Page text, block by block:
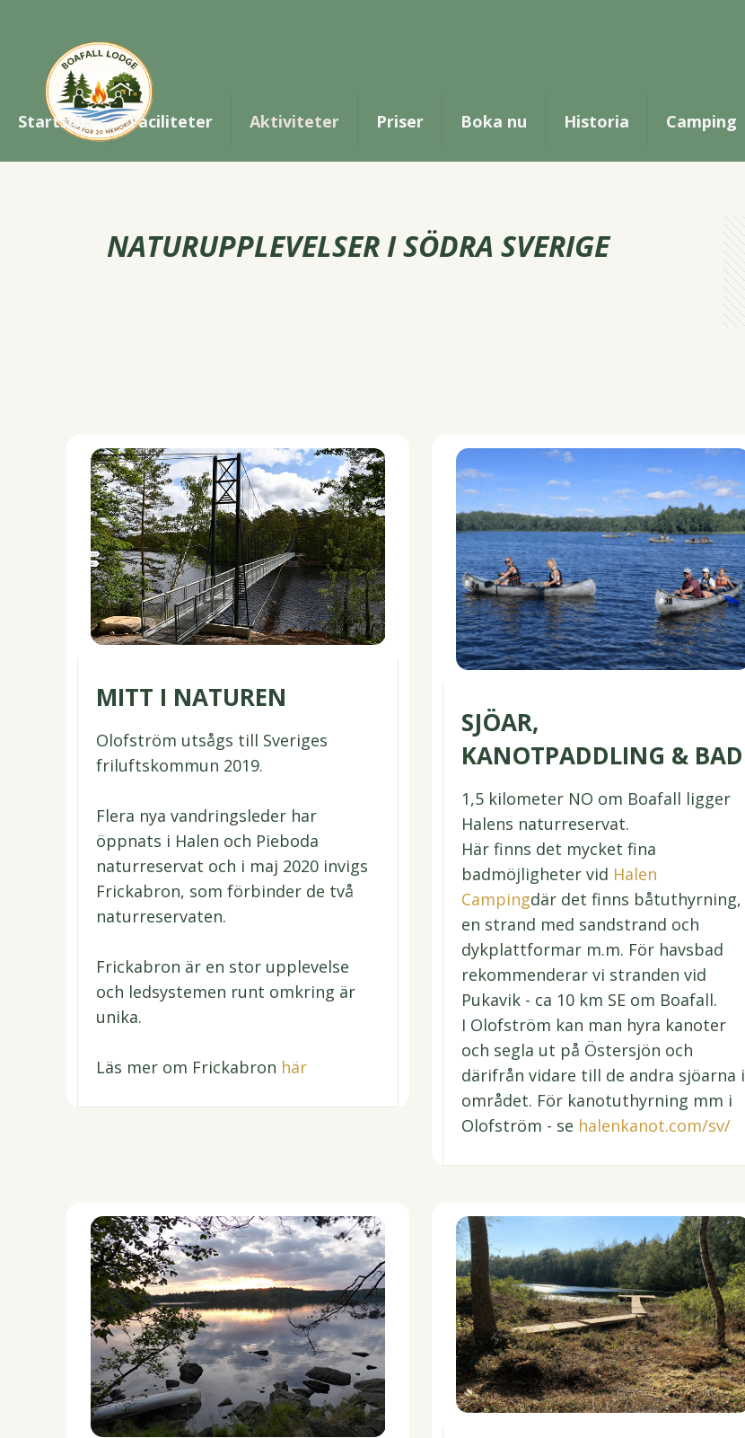
Startsida Faciliteter Aktiviteter Priser Boka nu Historia Camping
NATURUPPLEVELSER I SÖDRA SVERIGE
MITT I NATUREN
Olofström utsågs till Sveriges
friluftskommun 2019.
Flera nya vandringsleder har
öppnats i Halen och Pieboda
naturreservat och i maj 2020 invigs
Frickabron, som förbinder de två
naturreservaten.
Frickabron är en stor upplevelse
och ledsystemen runt omkring är
unika.
Läs mer om Frickabron här
SJÖAR,
KANOTPADDLING & BAD
1,5 kilometer NO om Boafall ligger
Halens naturreservat.
Här finns det mycket fina
badmöjligheter vid Halen
Campingdär det finns båtuthyrning,
en strand med sandstrand och
dykplattformar m.m. För havsbad
rekommenderar vi stranden vid
Pukavik - ca 10 km SE om Boafall.
I Olofström kan man hyra kanoter
och segla ut på Östersjön och
därifrån vidare till de andra sjöarna i
området. För kanotuthyrning mm i
Olofström - se halenkanot.com/sv/